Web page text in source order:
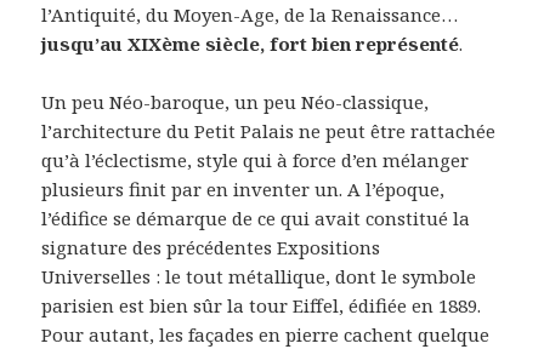
l’Antiquité, du Moyen-Age, de la Renaissance…
jusqu’au XIXème siècle, fort bien représenté.
Un peu Néo-baroque, un peu Néo-classique,
l’architecture du Petit Palais ne peut être rattachée
qu’à l’éclectisme, style qui à force d’en mélanger
plusieurs finit par en inventer un. A l’époque,
l’édifice se démarque de ce qui avait constitué la
signature des précédentes Expositions
Universelles : le tout métallique, dont le symbole
parisien est bien sûr la tour Eiffel, édifiée en 1889.
Pour autant, les façades en pierre cachent quelque